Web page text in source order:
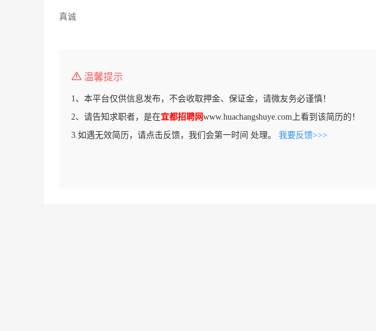
真诚
温馨提示
1、本平台仅供信息发布，不会收取押金、保证金，请微友务必谨慎！
2、请告知求职者，是在宜都招聘网www.huachangshuye.com上看到该简历的！
3.如遇无效简历，请点击反馈，我们会第一时间 处理。 我要反馈>>>